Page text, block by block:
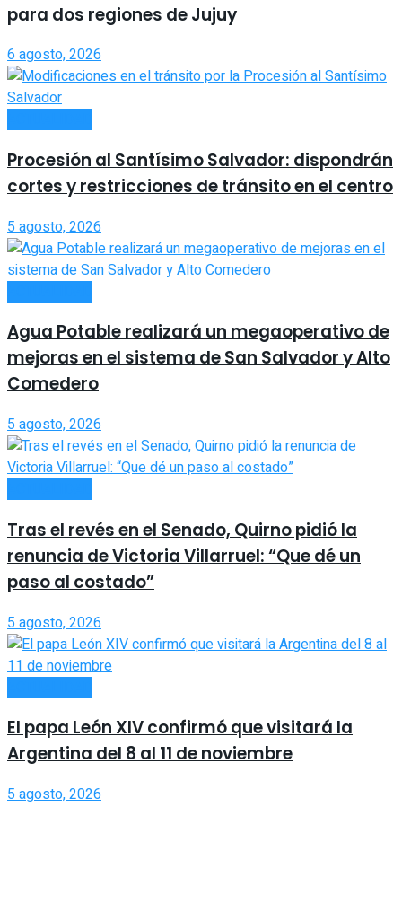
para dos regiones de Jujuy
6 agosto, 2026
Procesión al Santísimo Salvador: dispondrán
cortes y restricciones de tránsito en el centro
5 agosto, 2026
Agua Potable realizará un megaoperativo de
mejoras en el sistema de San Salvador y Alto
Comedero
5 agosto, 2026
Tras el revés en el Senado, Quirno pidió la
renuncia de Victoria Villarruel: “Que dé un
paso al costado”
5 agosto, 2026
El papa León XIV confirmó que visitará la
Argentina del 8 al 11 de noviembre
5 agosto, 2026